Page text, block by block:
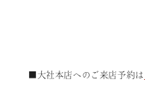
■大社本店へのご来店予約は